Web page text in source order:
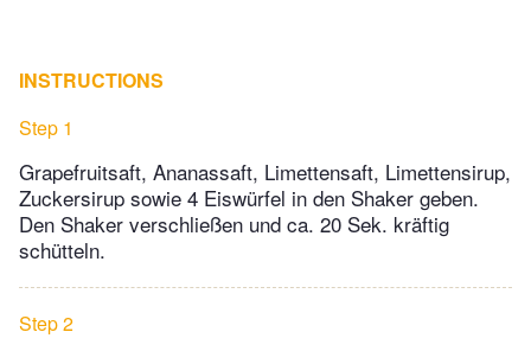
INSTRUCTIONS
Step 1
Grapefruitsaft, Ananassaft, Limettensaft, Limettensirup,
Zuckersirup sowie 4 Eiswürfel in den Shaker geben.
Den Shaker verschließen und ca. 20 Sek. kräftig
schütteln.
Step 2